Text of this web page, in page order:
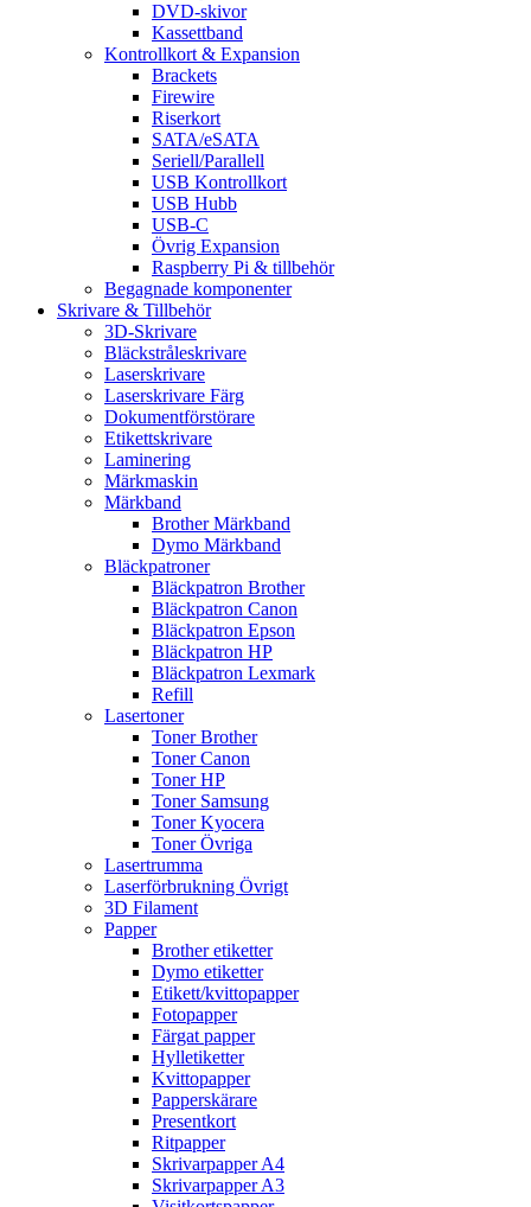
DVD-skivor
Kassettband
Kontrollkort & Expansion
Brackets
Firewire
Riserkort
SATA/eSATA
Seriell/Parallell
USB Kontrollkort
USB Hubb
USB-C
Övrig Expansion
Raspberry Pi & tillbehör
Begagnade komponenter
Skrivare & Tillbehör
3D-Skrivare
Bläckstråleskrivare
Laserskrivare
Laserskrivare Färg
Dokumentförstörare
Etikettskrivare
Laminering
Märkmaskin
Märkband
Brother Märkband
Dymo Märkband
Bläckpatroner
Bläckpatron Brother
Bläckpatron Canon
Bläckpatron Epson
Bläckpatron HP
Bläckpatron Lexmark
Refill
Lasertoner
Toner Brother
Toner Canon
Toner HP
Toner Samsung
Toner Kyocera
Toner Övriga
Lasertrumma
Laserförbrukning Övrigt
3D Filament
Papper
Brother etiketter
Dymo etiketter
Etikett/kvittopapper
Fotopapper
Färgat papper
Hylletiketter
Kvittopapper
Papperskärare
Presentkort
Ritpapper
Skrivarpapper A4
Skrivarpapper A3